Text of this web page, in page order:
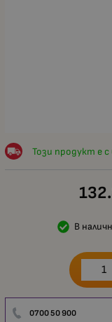
Този продукт е с
В
0700 50 900